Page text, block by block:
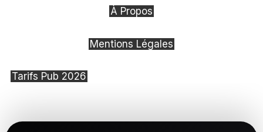
À Propos
Mentions Légales
Tarifs Pub 2026